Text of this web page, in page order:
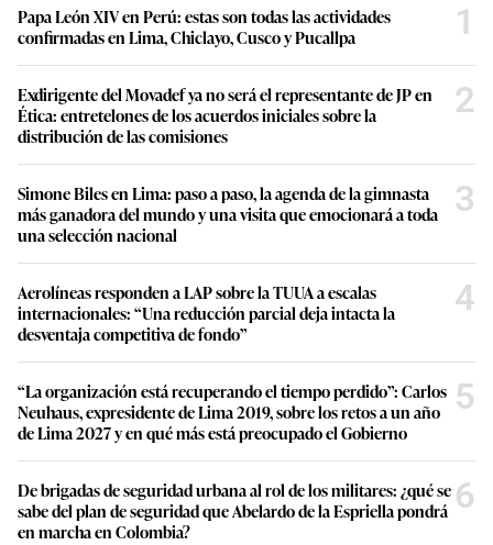
Papa León XIV en Perú: estas son todas las actividades
confirmadas en Lima, Chiclayo, Cusco y Pucallpa
1
Exdirigente del Movadef ya no será el representante de JP en
Ética: entretelones de los acuerdos iniciales sobre la
distribución de las comisiones
2
Simone Biles en Lima: paso a paso, la agenda de la gimnasta
más ganadora del mundo y una visita que emocionará a toda
una selección nacional
3
Aerolíneas responden a LAP sobre la TUUA a escalas
internacionales: “Una reducción parcial deja intacta la
desventaja competitiva de fondo”
4
“La organización está recuperando el tiempo perdido”: Carlos
Neuhaus, expresidente de Lima 2019, sobre los retos a un año
de Lima 2027 y en qué más está preocupado el Gobierno
5
De brigadas de seguridad urbana al rol de los militares: ¿qué se
sabe del plan de seguridad que Abelardo de la Espriella pondrá
en marcha en Colombia?
6